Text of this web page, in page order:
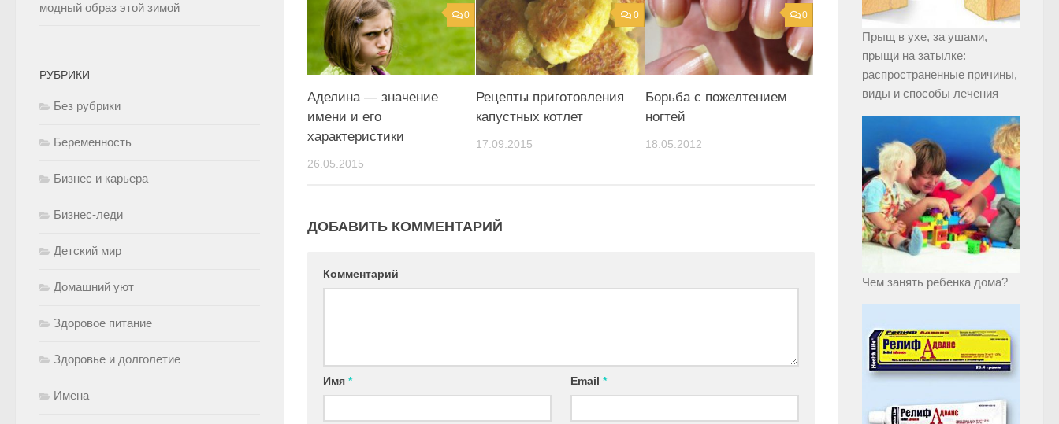
0
Аделина — значение
имени и его
характеристики
26.05.2015
0
Рецепты приготовления
капустных котлет
17.09.2015
0
Борьба с пожелтением
ногтей
18.05.2012
ДОБАВИТЬ КОММЕНТАРИЙ
Комментарий
Имя * Email*
модный образ этой зимой
РУБРИКИ
Без рубрики
Беременность
Бизнес и карьера
Бизнес-леди
Детский мир
Домашний уют
Здоровое питание
Здоровье и долголетие
Имена
Прыщ в ухе, за ушами,
прыщи на затылке:
распространенные причины,
виды и способы лечения
Чем занять ребенка дома?